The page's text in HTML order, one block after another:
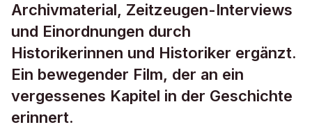
Archivmaterial, Zeitzeugen-Interviews
und Einordnungen durch
Historikerinnen und Historiker ergänzt.
Ein bewegender Film, der an ein
vergessenes Kapitel in der Geschichte
erinnert.